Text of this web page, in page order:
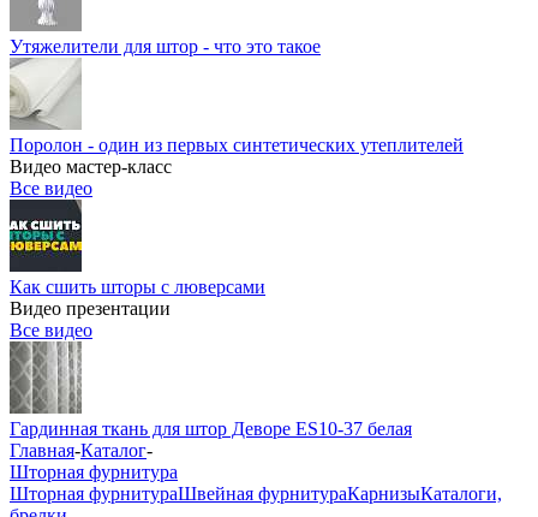
Утяжелители для штор - что это такое
Поролон - один из первых синтетических утеплителей
Видео мастер-класс
Все видео
Как сшить шторы с люверсами
Видео презентации
Все видео
Гардинная ткань для штор Деворе ES10-37 белая
Главная-Каталог-
Шторная фурнитура
Шторная фурнитураШвейная фурнитураКарнизыКаталоги,